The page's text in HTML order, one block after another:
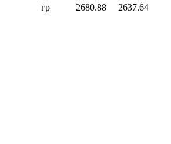
гр 2680.88 2637.64